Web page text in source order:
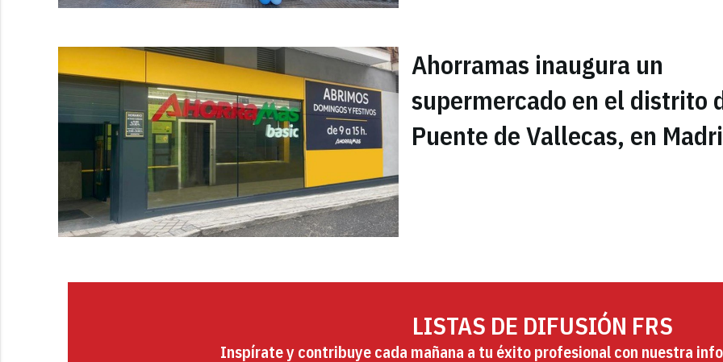
Ahorramas inaugura un
supermercado en el distrito
Puente de Vallecas, en
LISTAS DE DIFUSIÓN FRS
Inspírate y contribuye cada mañana a tu éxito profesional con nuestra